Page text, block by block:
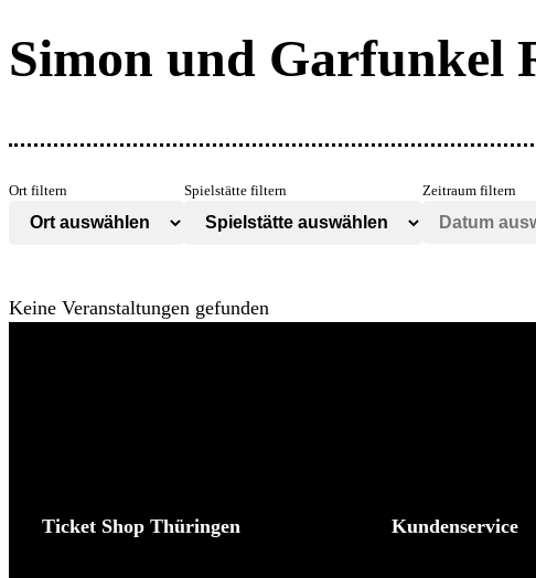
Simon und Garfunkel
Ort filtern Spielstätte filtern Zeitraum filtern
Keine Veranstaltungen gefunden
Ticket Shop Thüringen Kundenservice